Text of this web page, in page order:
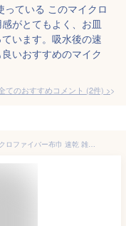
ている このマイクロ
がとてもよく、お皿
います。吸水後の速
いおすすめのマイク
てのおすすめコメント (2件) >
ふきん 早速吸水 ぞうきん キッチン拭きマイクロファイバー布巾 速乾 雑巾 台拭き 食器 拭き、手拭き用ハンドタオル ガラス 窓鏡洗面台拭きタオル 掃除用品 ワッフル調【４枚 30*30cm】ブルーグレー